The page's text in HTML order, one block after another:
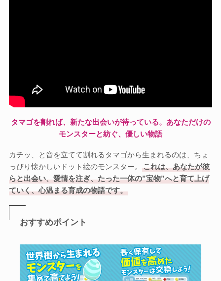
タマゴを割れば、新たな出会いが待っている。あなただけの
モンスターと紡ぐ、優しい物語
カチッ、と音を立てて割れるタマゴから生まれるのは、ちょ
っぴり懐かしいドット絵のモンスター。
これは、あなたが彼
らと出会い、愛情を注ぎ、たった一体の”宝物”へと育て上げ
ていく、心温まる育成の物語です。
おすすめポイント